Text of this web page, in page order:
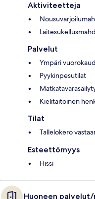
Aktiviteetteja
Palvelut
Ympäri
Pyykinpesutilat
Kielitaitoinen
Tilat
Tallelokero
Esteettömyys
Hissi
Huoneen